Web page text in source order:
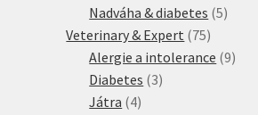
produktů
Nadváha & diabetes 55
Veterinary & Expert 7575
produktů
Alergie a intolerance 99
Diabetes 33
Játra 44